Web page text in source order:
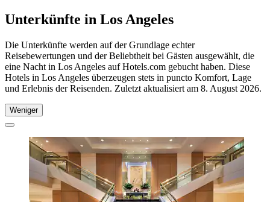
Unterkünfte in Los Angeles
Die Unterkünfte werden auf der Grundlage echter
Reisebewertungen und der Beliebtheit bei Gästen ausgewählt, die
eine Nacht in Los Angeles auf Hotels.com gebucht haben. Diese
Hotels in Los Angeles überzeugen stets in puncto Komfort, Lage
und Erlebnis der Reisenden. Zuletzt aktualisiert am 8. August 2026.
Weniger